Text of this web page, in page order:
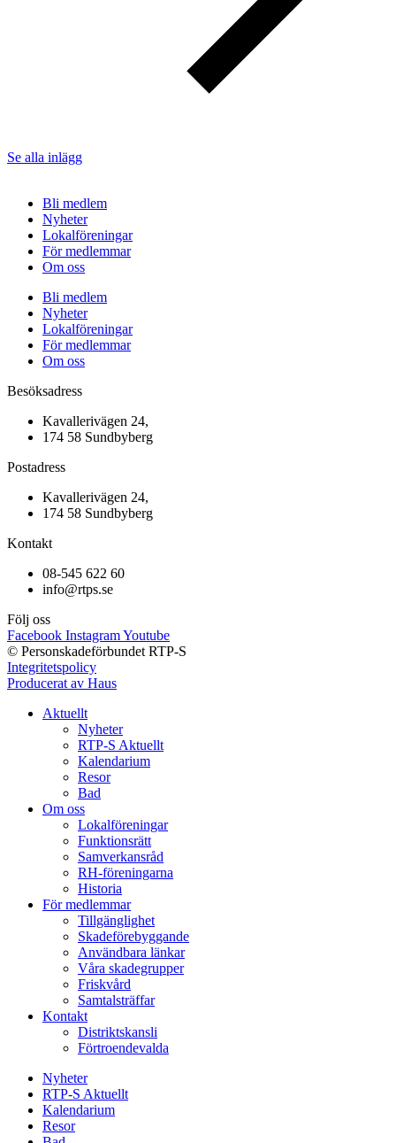
Se alla inlägg
Bli medlem
Nyheter
Lokalföreningar
För medlemmar
Om oss
Bli medlem
Nyheter
Lokalföreningar
För medlemmar
Om oss
Besöksadress
Kavallerivägen 24,
174 58 Sundbyberg
Postadress
Kavallerivägen 24,
174 58 Sundbyberg
Kontakt
08-545 622 60
info@rtps.se
Följ oss
Facebook InstagramYoutube
© Personskadeförbundet RTP-S
Integritetspolicy
Producerat av Haus
Aktuellt
Nyheter
RTP-S Aktuellt
Kalendarium
Resor
Bad
Om oss
Lokalföreningar
Funktionsrätt
Samverkansråd
RH-föreningarna
Historia
För medlemmar
Tillgänglighet
Skadeförebyggande
Användbara länkar
Våra skadegrupper
Friskvård
Samtalsträffar
Kontakt
Distriktskansli
Förtroendevalda
Nyheter
RTP-S Aktuellt
Kalendarium
Resor